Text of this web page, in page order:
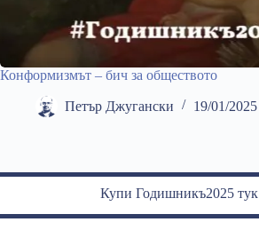
Конформизмът – бич за обществото
Петър Джугански 19/01/2025
Купи Годишникъ2025 тук